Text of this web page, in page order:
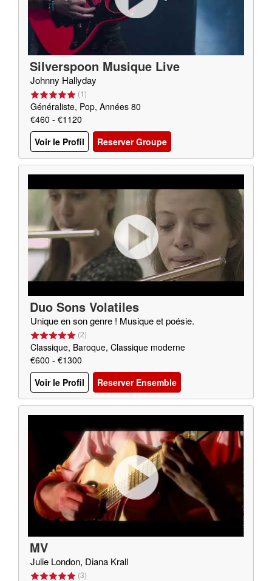
Silverspoon Musique Live
Johnny Hallyday
(1)
Généraliste, Pop, Années 80
€460 - €1120
Voir le Profil
Reserver Groupe
Duo Sons Volatiles
Unique en son genre ! Musique et poésie.
(2)
Classique, Baroque, Classique moderne
€600 - €1300
Voir le Profil
Reserver Ensemble
MV
Julie London, Diana Krall
(3)